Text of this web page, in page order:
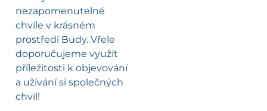
nezapomenutelné
chvíle v krásném
prostředí Budy. Vřele
doporučujeme využít
příležitosti k objevování
a užívání si společných
chvil!